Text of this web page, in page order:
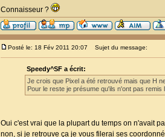
Connaisseur ?
Posté le: 18 Fév 2011 20:07 Sujet du message:
Speedy^SF a écrit:
Je crois que Pixel a été retrouvé mais que H
Pour le reste je présume qu'ils n'ont pas
Oui c'est vrai que la plupart du temps on n'avait
non, si je retrouve ça je vous filerai ses